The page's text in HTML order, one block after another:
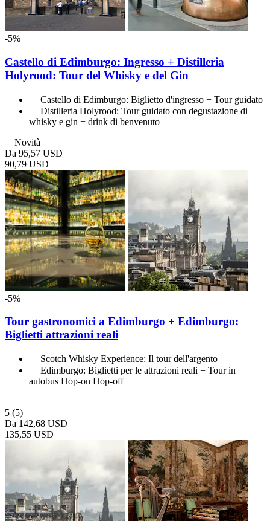
-5%
Castello di Edimburgo: Ingresso + Distilleria
Holyrood: Tour del Whisky e del Gin
Castello di Edimburgo: Biglietto d'ingresso + Tour guidato
Distilleria Holyrood: Tour guidato con degustazione di
whisky e gin + drink di benvenuto
Novità
Da 95,57 USD
90,79 USD
-5%
Tour gastronomici a Edimburgo + Edimburgo:
Biglietti attrazioni reali
Scotch Whisky Experience: Il tour dell'argento
Edimburgo: Biglietti per le attrazioni reali + Tour in
autobus Hop-on Hop-off
5 (5)
Da 142,68 USD
135,55 USD